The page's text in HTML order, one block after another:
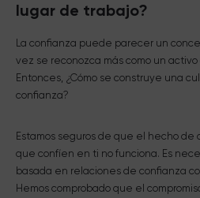
lugar de trabajo?
La confianza puede parecer un
vez se reconozca más como un
Entonces, ¿Cómo se construye una
confianza?
Estamos seguros de que el hecho de
que confíen en ti no funciona. Es
basada en relaciones de confianza
Hemos comprobado que el